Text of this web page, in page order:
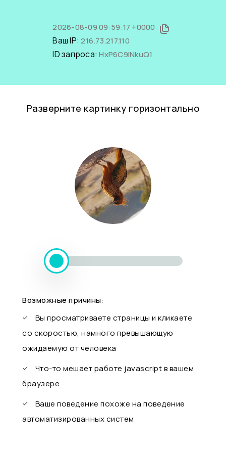
2026-08-09 09:59:17 +0000
Ваш IP:216.73.217.110
ID запроса:HxP6C9INkuQ1
Разверните картинку горизонтально
Возможные причины:
Вы просматриваете страницы и кликаете
со скоростью, намного превышающую
ожидаемую от человека
Что-то мешает работе javascript в вашем
браузере
Ваше поведение похоже на поведение
автоматизированных систем